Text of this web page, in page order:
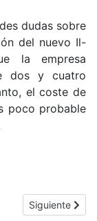
dudas sobre
del nuevo Il-
la empresa
dos y cuatro
el coste de
poco probable
en detalle por
Artículo
Siguiente